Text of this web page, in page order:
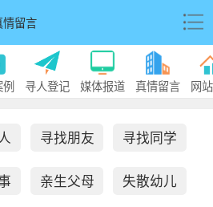
情留言
例 寻人登记 媒体报道 真情留言 网
寻找朋友 寻找同学
亲生父母 失散幼儿